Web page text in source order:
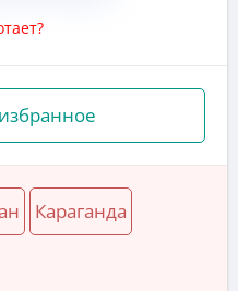
Караганда